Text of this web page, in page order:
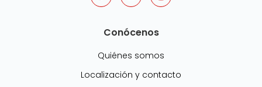
Conócenos
Quiénes somos
Localización y contacto